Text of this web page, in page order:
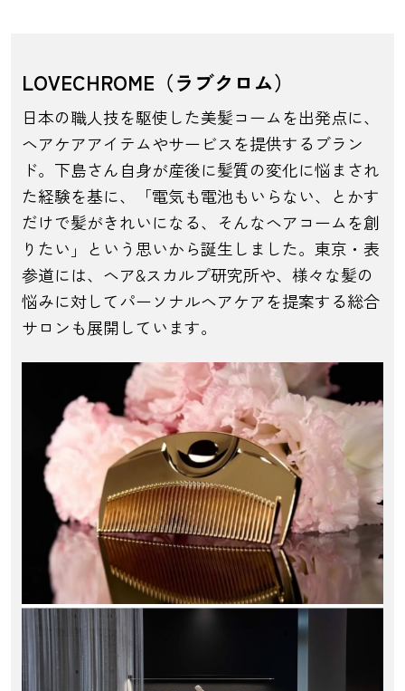
LOVECHROME（ラブクロム）
日本の職人技を駆使した美髪コームを出発点に、
ヘアケアアイテムやサービスを提供するブラン
ド。下島さん自身が産後に髪質の変化に悩まされ
た経験を基に、「電気も電池もいらない、とかす
だけで髪がきれいになる、そんなヘアコームを創
りたい」という思いから誕生しました。東京・表
参道には、ヘア&スカルプ研究所や、様々な髪の
悩みに対してパーソナルヘアケアを提案する総合
サロンも展開しています。